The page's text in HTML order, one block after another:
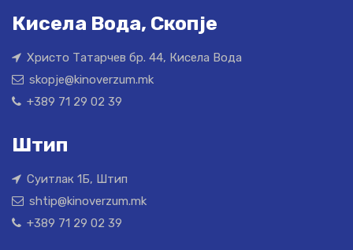
Кисела Вода, Скопје
Христо Татарчев бр. 44, Кисела Вода
skopje@kinoverzum.mk
+389 71 29 02 39
Штип
Суитлак 1Б, Штип
shtip@kinoverzum.mk
+389 71 29 02 39